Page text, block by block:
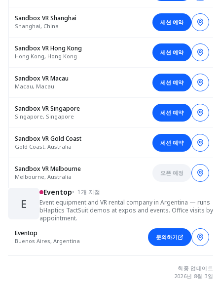
Sandbox VR Shanghai
Shanghai, China
세션 예약
Sandbox VR Hong Kong
Hong Kong, Hong Kong
세션 예약
Sandbox VR Macau
Macau, Macau
세션 예약
Sandbox VR Singapore
Singapore, Singapore
세션 예약
Sandbox VR Gold Coast
Gold Coast, Australia
세션 예약
Sandbox VR Melbourne
Melbourne, Australia
오픈 예정
E
Eventop• 1개 지점
Event equipment and VR rental company in Argentina — runs
bHaptics TactSuit demos at expos and events. Office visits by
appointment.
Eventop
Buenos Aires, Argentina
문의하기
최종 업데이트
2026년 8월 3일